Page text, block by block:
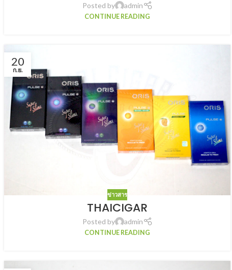
Posted by admin
CONTINUE READING
20
ก.ย.
ข่าวสาร
THAICIGAR
Posted by admin
CONTINUE READING